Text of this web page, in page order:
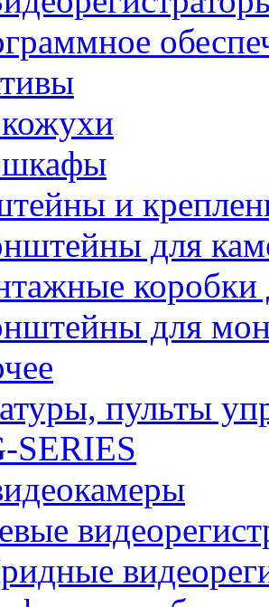
и
для
коробки
для
пульты
SERIES